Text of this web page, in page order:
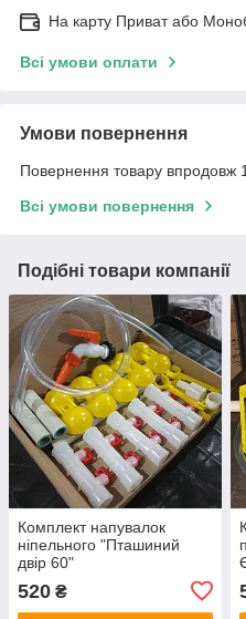
На карту Приват або
Всі умови оплати
Умови повернення
Повернення товару впродовж
Всі умови повернення
Подібні товари компанії
Комплект напувалок
ніпельного "Пташиний
двір 60"
520 ₴